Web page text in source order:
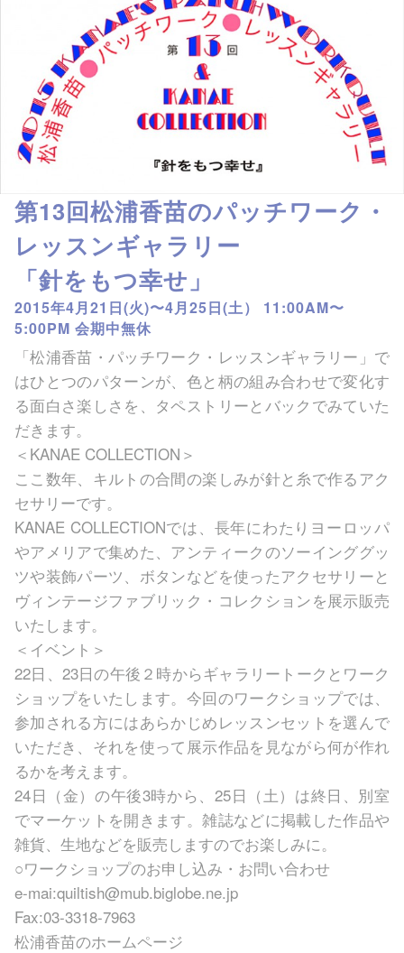
第13回松浦香苗のパッチワーク・
レッスンギャラリー
「針をもつ幸せ」
2015年4月21日(火)〜4月25日(土） 11:00AM〜
5:00PM 会期中無休
「松浦香苗・パッチワーク・レッスンギャラリー」で
はひとつのパターンが、色と柄の組み合わせで変化す
る面白さ楽しさを、タペストリーとバックでみていた
だきます。
＜KANAE COLLECTION＞
ここ数年、キルトの合間の楽しみが針と糸で作るアク
セサリーです。
KANAE COLLECTIONでは、長年にわたりヨーロッパ
やアメリアで集めた、アンティークのソーインググッ
ツや装飾パーツ、ボタンなどを使ったアクセサリーと
ヴィンテージファブリック・コレクションを展示販売
いたします。
＜イベント＞
22日、23日の午後２時からギャラリートークとワーク
ショップをいたします。今回のワークショップでは、
参加される方にはあらかじめレッスンセットを選んで
いただき、それを使って展示作品を見ながら何が作れ
るかを考えます。
24日（金）の午後3時から、25日（土）は終日、別室
でマーケットを開きます。雑誌などに掲載した作品や
雑貨、生地などを販売しますのでお楽しみに。
○ワークショップのお申し込み・お問い合わせ
e-mai:quiltish@mub.biglobe.ne.jp
Fax:03-3318-7963
松浦香苗のホームページ